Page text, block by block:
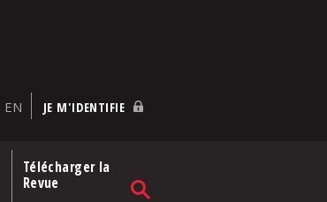
EN JE M'IDENTIFIE
Télécharger la
Revue